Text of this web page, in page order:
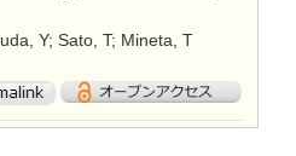
Y; Sato, T; Mineta, T